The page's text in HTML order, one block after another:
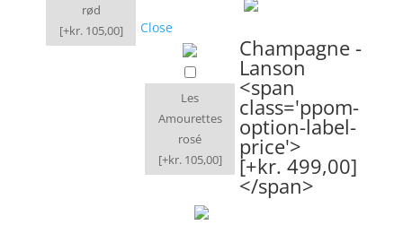
rød
[+kr. 105,00]
Close
Les
Amourettes
rosé
[+kr. 105,00]
Champagne -
Lanson
<span
class='ppom-
option-label-
price'>
[+kr. 499,00]
</span>